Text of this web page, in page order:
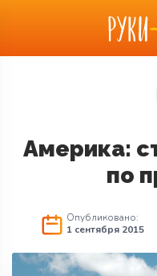
Америка:
по
Опубликовано:
1 сентября 2015